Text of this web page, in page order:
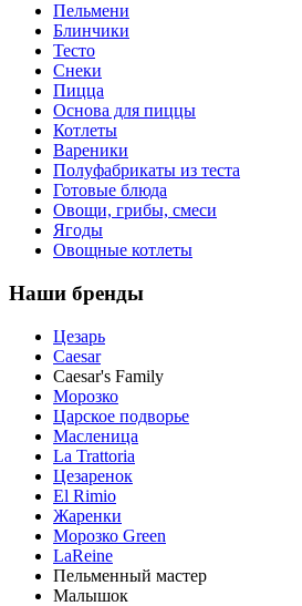
Пельмени
Блинчики
Тесто
Снеки
Пицца
Основа для пиццы
Котлеты
Вареники
Полуфабрикаты из теста
Готовые блюда
Овощи, грибы, смеси
Ягоды
Овощные котлеты
Наши бренды
Цезарь
Caesar
Caesar's Family
Морозко
Царское подворье
Масленица
La Trattoria
Цезаренок
El Rimio
Жаренки
Морозко Green
LaReine
Пельменный мастер
Малышок